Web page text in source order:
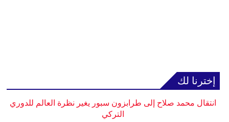
إخترنا لك
انتقال محمد صلاح إلى طرابزون سبور يغير نظرة العالم للدوري
التركي